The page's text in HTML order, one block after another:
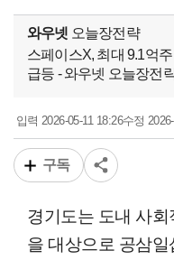
와우넷 오늘장전략
스페이스X, 최대 9.1억
급등 - 와우넷 오늘장전
입력2026-05-11 18:26수정
구독
경기도는 도내 사
을 대상으로 공삼